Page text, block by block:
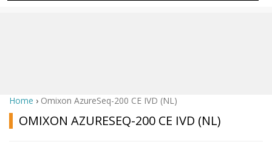
Home › Omixon AzureSeq-200 CE IVD (NL)
OMIXON AZURESEQ-200 CE IVD (NL)